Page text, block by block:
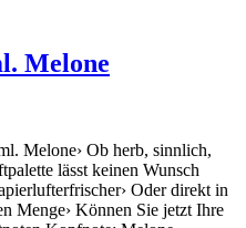
Melone
Melone› Ob herb, sinnlich,
lässt keinen Wunsch
Oder direkt in
Menge› Können Sie jetzt Ihre